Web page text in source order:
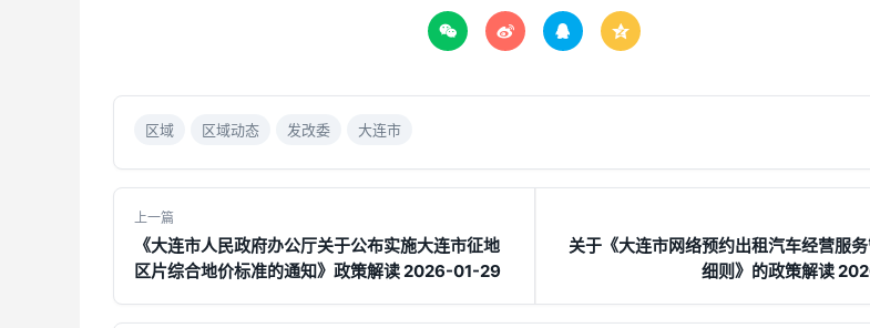
   
区域 区域动态 发改委 大连市
上一篇
《大连市人民政府办公厅关于公布实施大连市征地
区片综合地价标准的通知》政策解读 2026-01-29
关于《大连市网络预约出租汽车经营服
细则》的政策解读